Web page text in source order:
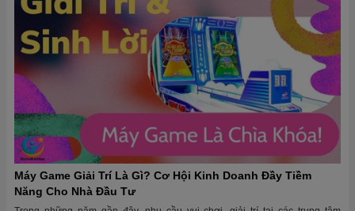
Máy Game Giải Trí Là Gì? Cơ Hội Kinh Doanh Đầy Tiềm
Năng Cho Nhà Đầu Tư